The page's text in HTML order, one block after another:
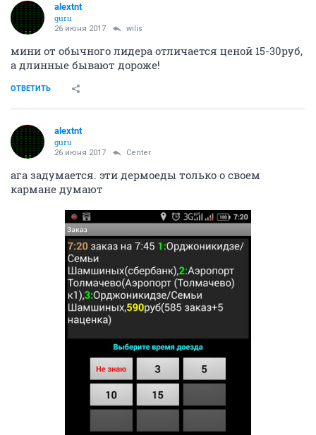
alextnt
guru
26 июня 2017 wilis
мини от обычного лидера отличается ценой 15-30руб,
а длинные бывают дороже!
ОТВЕТИТЬ
alextnt
guru
26 июня 2017 Center
ага задумается. эти дермоеды только о своем
кармане думают